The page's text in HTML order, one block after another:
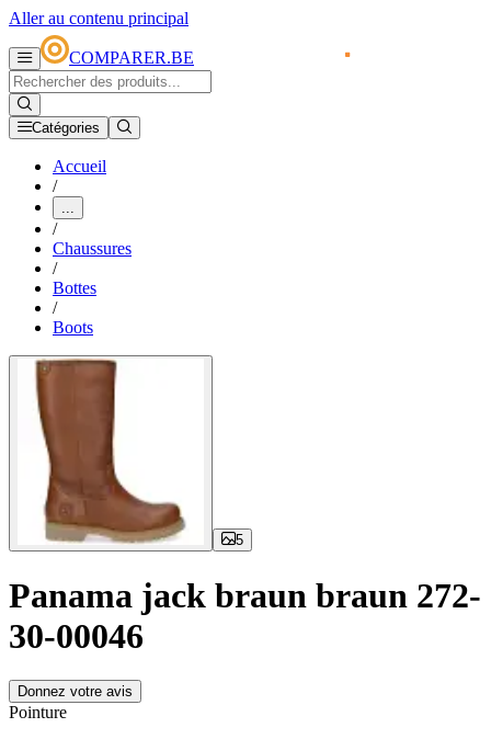
Aller au contenu principal
COMPARER.BE
Catégories
Accueil
/
...
/
Chaussures
/
Bottes
/
Boots
5
Panama jack braun braun 272-
30-00046
Donnez votre avis
Pointure